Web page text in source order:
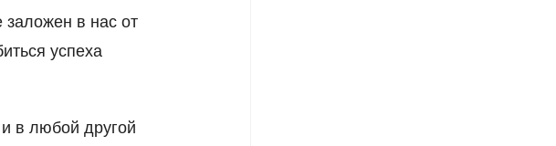
заложен в нас от
успеха
в любой другой